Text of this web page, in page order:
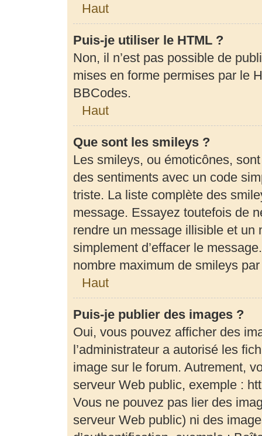
Haut
Puis-je utiliser le HTML ?
Non, il n’est pas possible de
mises en forme permises par le
BBCodes.
Haut
Que sont les smileys ?
Les smileys, ou émoticônes,
des sentiments avec un code
triste. La liste complète des
message. Essayez toutefois de
rendre un message illisible et un
simplement d’effacer le
nombre maximum de smileys
Haut
Puis-je publier des images ?
Oui, vous pouvez afficher des
l’administrateur a autorisé les
image sur le forum. Autrement,
serveur Web public, exemple :
Vous ne pouvez pas lier des
serveur Web public) ni des